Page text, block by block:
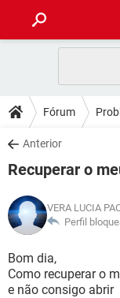
CELULAR
OUTLOOK
INSTAGRAM
GUIA DE COMPRAS
DICAS
JOGOS
INSTAGRAM
GUIA DE COMPRAS
DOWNLOADS
JOGOS
CELULAR
OUTLOOK
INSTAGRAM
GUIA DE COMPRAS
FÓRUM
JOGOS
CELULAR
OUTLOOK
INSTAGRAM
GLOSSÁRIO
JOGOS
CELULAR
Fórum
Anterior
Recuperar o
VERA LUCIA
Perfil
Bom dia,
Como recuperar o
e não consigo abrir